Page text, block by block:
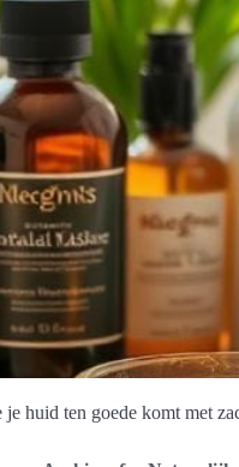
huid ten goede komt met